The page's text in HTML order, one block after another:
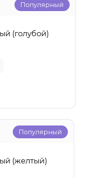
Популярный
(голубой)
Популярный
(желтый)